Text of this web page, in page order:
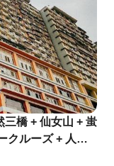
橋 + 仙女山 + 蚩
クルーズ + 人気